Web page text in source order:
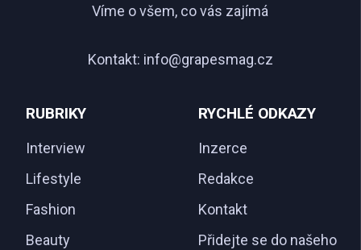
Víme o všem, co vás zajímá
Kontakt: info@grapesmag.cz
RUBRIKY
Interview
Lifestyle
Fashion
Beauty
RYCHLÉ ODKAZY
Inzerce
Redakce
Kontakt
Přidejte se do našeho